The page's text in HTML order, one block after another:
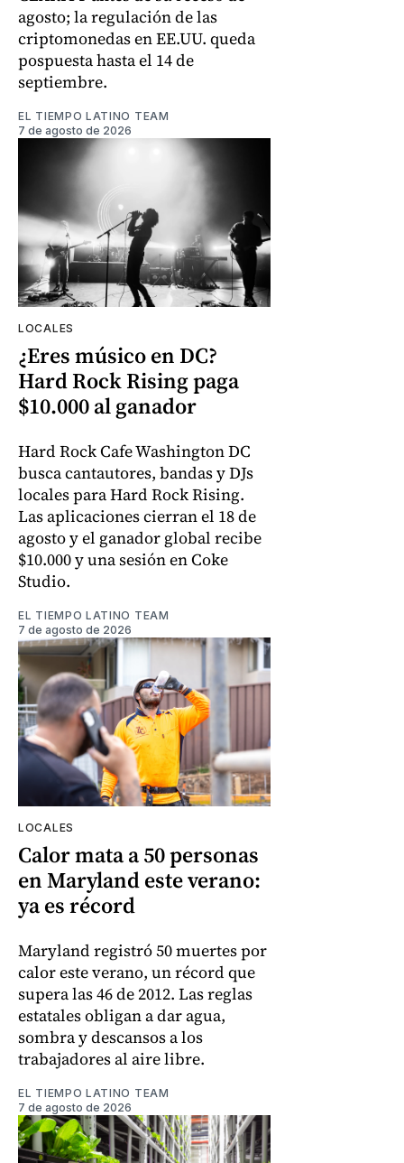
agosto; la regulación de las
criptomonedas en EE.UU. queda
pospuesta hasta el 14 de
septiembre.
EL TIEMPO LATINO TEAM
7 de agosto de 2026
LOCALES
¿Eres músico en DC?
Hard Rock Rising paga
$10.000 al ganador
Hard Rock Cafe Washington DC
busca cantautores, bandas y DJs
locales para Hard Rock Rising.
Las aplicaciones cierran el 18 de
agosto y el ganador global recibe
$10.000 y una sesión en Coke
Studio.
EL TIEMPO LATINO TEAM
7 de agosto de 2026
LOCALES
Calor mata a 50 personas
en Maryland este verano:
ya es récord
Maryland registró 50 muertes por
calor este verano, un récord que
supera las 46 de 2012. Las reglas
estatales obligan a dar agua,
sombra y descansos a los
trabajadores al aire libre.
EL TIEMPO LATINO TEAM
7 de agosto de 2026